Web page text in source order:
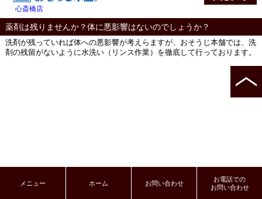
心斎橋店
薬剤は残りませんか？体に悪影響はないのでしょうか？
洗剤が残っていれば体への悪影響が考えらますが、おそうじ本舗では、洗
剤の残留がないように水洗い（リンス作業）を徹底して行っております。
メニュー ホーム お問い合わせ
お電話での
お問い合わせ